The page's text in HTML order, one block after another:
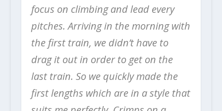
focus on climbing and lead every
pitches. Arriving in the morning with
the first train, we didn’t have to
drag it out in order to get on the
last train. So we quickly made the
first lengths which are in a style that